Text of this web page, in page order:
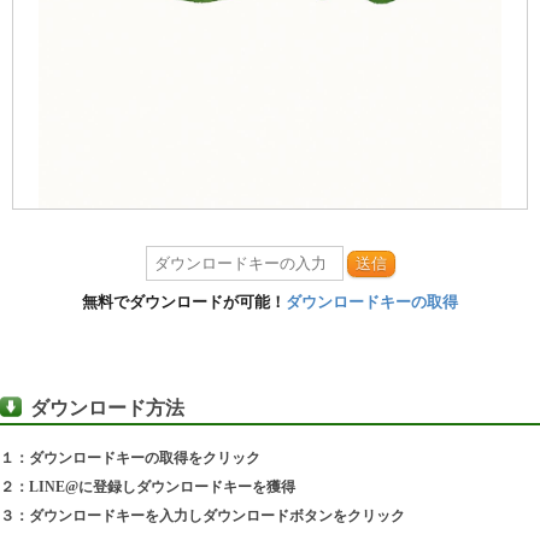
送信
無料でダウンロードが可能！ ダウンロードキーの取得
ダウンロード方法
１：ダウンロードキーの取得をクリック
２：LINE@に登録しダウンロードキーを獲得
３：ダウンロードキーを入力しダウンロードボタンをクリック